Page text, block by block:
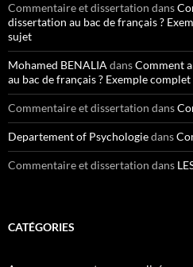
Commentaire et dissertation dans
dissertation au bac de français ?
sujet
Mohamed BENALIA dansComment
au bac de français ? Exemple
Commentaire et dissertation dans
Departement of Psychologiedans
Commentaire et dissertation dans
CATÉGORIES